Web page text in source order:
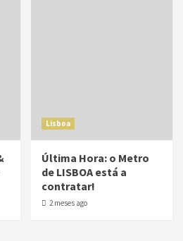
Lisboa
Última Hora: o Metro
de LISBOA está a
contratar!
2 meses ago